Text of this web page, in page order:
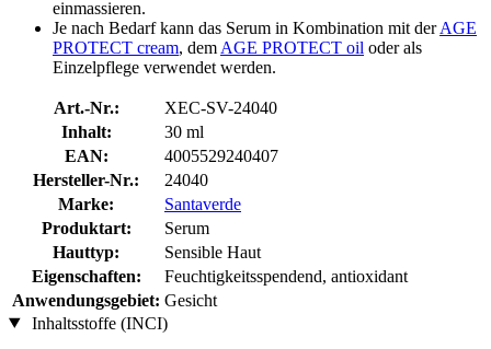
einmassieren.
Je nach Bedarf kann das Serum in Kombination mit derAGE
PROTECT cream, dem AGE PROTECT oil oder als
Einzelpflege verwendet werden.
Art.-Nr.:
XEC-SV-24040
Inhalt:
30 ml
EAN:
4005529240407
Hersteller-Nr.:
24040
Marke:
Santaverde
Produktart:
Serum
Hauttyp:
Sensible Haut
Eigenschaften:
Feuchtigkeitsspendend, antioxidant
Anwendungsgebiet: Gesicht
Inhaltsstoffe (INCI)